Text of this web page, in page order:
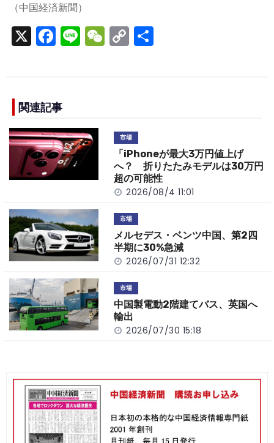
（中国経済新聞）
X F
a
e
b
o
o
k
Li
n
W
e
C
o
n
k
関連記事
市場
「iPhoneが最大3万円値上げ
へ？ 折りたたみモデルは30万円
超の可能性
2026/08/4 11:01
市場
メルセデス・ベンツ中国、第2四
半期に30%急減
2026/07/31 12:32
市場
中国製電動2階建てバス、英国へ
輸出
2026/07/30 15:18